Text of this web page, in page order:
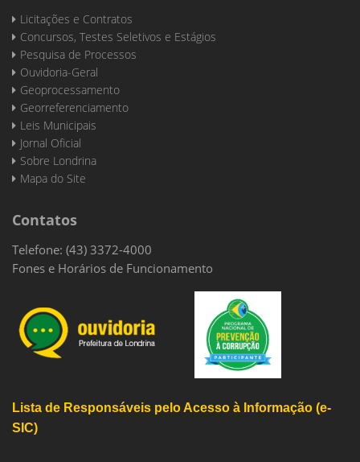
Licitações e Contratos
Concursos, Testes Seletivos e Estágios
Pesquisa de Processos
Ouvidoria-Geral
Geoprocessamento
Georreferenciamento
Leis Municipais
Jornal Oficial
Sobre Londrina
Mapa do Site
Contatos
Telefone: (43) 3372-4000
Fones e Horários de Funcionamento
Lista de Responsáveis pelo Acesso à Informação (e-
SIC)